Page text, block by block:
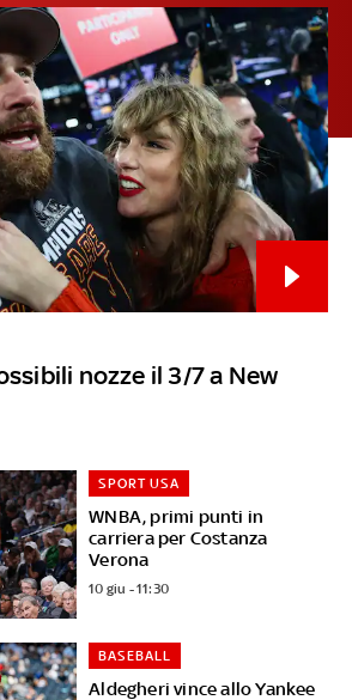
nozze il 3/7 a New
WNBA, primi punti in
carriera per Costanza
Verona
SPORT USA
10 giu - 11:30
Aldegheri vince allo Yankee
BASEBALL